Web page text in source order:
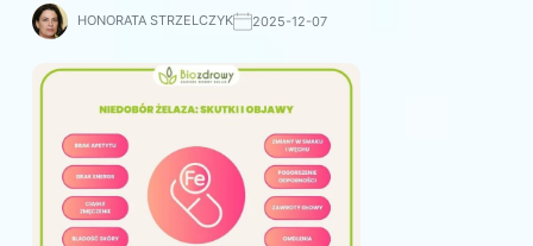
HONORATA STRZELCZYK 2025-12-07